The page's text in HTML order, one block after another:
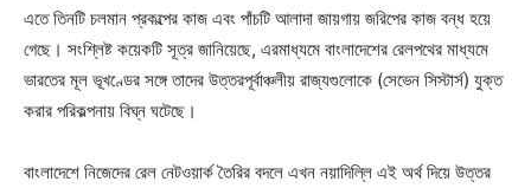
এতে তিনটি চলমান প্রকল্পের কাজ এবং পাঁচটি আলাদা জায়গায় জরিপের কাজ বন্ধ হয়ে
গেছে। সংশ্লিষ্ট কয়েকটি সূত্র জানিয়েছে, এরমাধ্যমে বাংলাদেশের রেলপথের মাধ্যমে
ভারতের মূল ভূখণ্ডের সঙ্গে তাদের উত্তরপূর্বাঞ্চলীয় রাজ্যগুলোকে (সেভেন সিস্টার্স) যুক্ত
করার পরিকল্পনায় বিঘ্ন ঘটেছে।
বাংলাদেশে নিজেদের রেল নেটওয়ার্ক তৈরির বদলে এখন নয়াদিল্লি এই অর্থ দিয়ে উত্তর